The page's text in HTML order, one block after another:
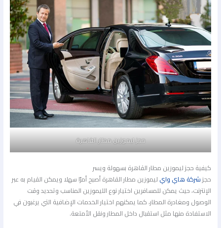
حجز ليموزين مطار القاهرة
كيفية حجز ليموزين مطار القاهرة بسهولة ويسر
حجزشركة هاي وايليموزين مطار القاهرة أصبح أمرًا سهلا ويمكن القيام به عبر
الإنترنت، حيث يمكن للمسافرين اختيار نوع الليموزين المناسب وتحديد وقت
الوصول ومغادرة المطار، كما يمكنهم اختيار الخدمات الإضافية التي يرغبون في
الاستفادة منها مثل استقبال داخل المطار ونقل الأمتعة.